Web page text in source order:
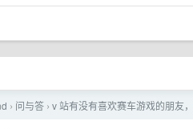
› 问与答 › v 站有没有喜欢赛车游戏的朋友